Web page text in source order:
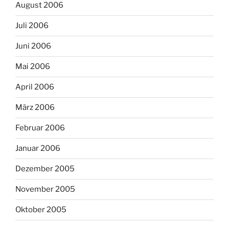
August 2006
Juli 2006
Juni 2006
Mai 2006
April 2006
März 2006
Februar 2006
Januar 2006
Dezember 2005
November 2005
Oktober 2005